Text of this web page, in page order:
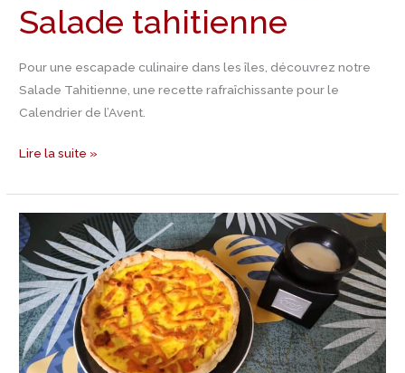
Salade tahitienne
Pour une escapade culinaire dans les îles, découvrez notre
Salade Tahitienne, une recette rafraîchissante pour le
Calendrier de l’Avent.
Lire la suite »
Jour
22
Calendrier
de
l’Avent
–
C’est